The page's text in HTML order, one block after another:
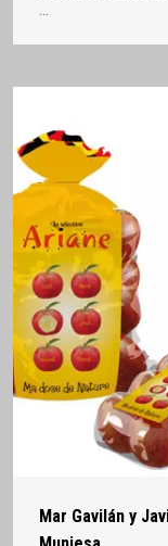
Mar Gavilán y